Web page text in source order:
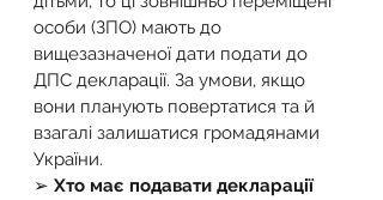
особи (ЗПО) мають до
вищезазначеної дати подати до
ДПС декларації. За умови, якщо
вони планують повертатися та й
взагалі залишатися громадянами
України.
➢ Хто має подавати декларації